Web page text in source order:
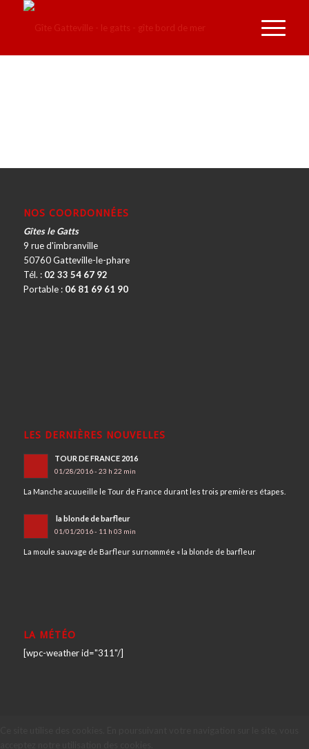
NOS COORDONNÉES
Gîtes le Gatts
9 rue d'imbranville
50760 Gatteville-le-phare
Tél. : 02 33 54 67 92
Portable : 06 81 69 61 90
LES DERNIÈRES NOUVELLES
TOUR DE FRANCE 2016
01/28/2016 - 23 h 22 min
La Manche acuueille le Tour de France durant les trois premières étapes.
la blonde de barfleur
01/01/2016 - 11 h 03 min
La moule sauvage de Barfleur surnommée « la blonde de barfleur
LA MÉTÉO
[wpc-weather id="311"/]